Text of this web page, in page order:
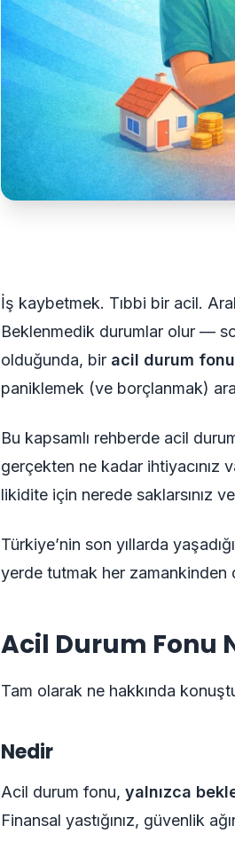
İş kaybetmek. Tıbbi bir acil.
Beklenmedik durumlar olur —
olduğunda, bir acil durum
paniklemek (ve borçlanmak)
Bu kapsamlı rehberde acil
gerçekten ne kadar ihtiyacınız
likidite için nerede saklarsınız
Türkiye’nin son yıllarda
yerde tutmak her zamankinden
Acil Durum Fonu
Tam olarak ne hakkında
Nedir
Acil durum fonu, yalnızca
Finansal yastığınız, güvenlik